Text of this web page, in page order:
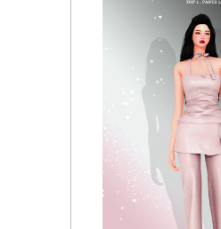
Sunberry #25.36 Gift
Sunberry - #25.74